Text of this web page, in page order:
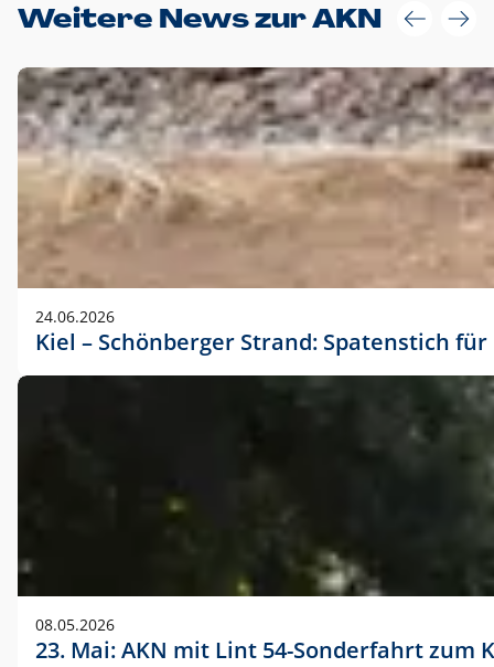
Weitere News zur AKN
24.06.2026
Kiel – Schönberger Strand: Spatenstich
08.05.2026
23. Mai: AKN mit Lint 54-Sonderfahrt